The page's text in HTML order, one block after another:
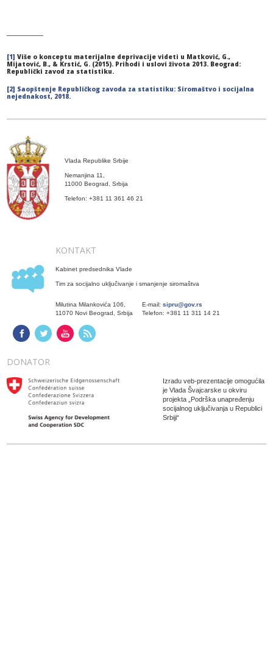
—————
[1] Više o konceptu materijalne deprivacije videti u Matković, G.,
Mijatović, B., & Krstić, G. (2015). Prihodi i uslovi života 2013. Beograd:
Republički zavod za statistiku.
[2] Saopštenje Republičkog zavoda za statistiku: Siromaštvo i socijalna
nejednakost, 2018.
Vlada Republike Srbije
Nemanjina 11,
11000 Beograd, Srbija
Telefon: +381 11 361 46 21
KONTAKT
Kabinet predsednika Vlade
Tim za socijalno uključivanje i smanjenje siromaštva
Milutina Milankovića 106,
11070 Novi Beograd, Srbija
E-mail:sipru@gov.rs
Telefon: +381 11 311 14 21
DONATOR
Izradu veb-prezentacije omogućila
je Vlada Švajcarske u okviru
projekta „Podrška unapređenju
socijalnog uključivanja u Republici
Srbiji“